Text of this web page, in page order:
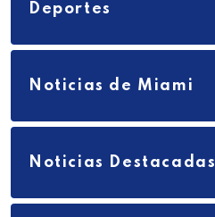
Deportes
Noticias de Miami
Noticias Destacadas